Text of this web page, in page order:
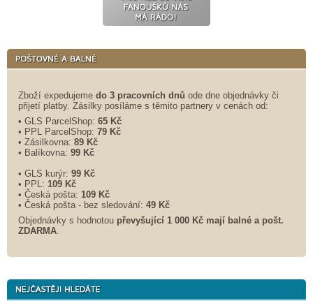
Zboží expedujeme do 3 pracovních dnů ode dne objednávky či
přijetí platby. Zásilky posíláme s těmito partnery v cenách od:
• GLS ParcelShop: 65 Kč
• PPL ParcelShop: 79 Kč
• Zásilkovna: 89 Kč
• Balíkovna: 99 Kč
• GLS kurýr: 99 Kč
• PPL: 109 Kč
• Česká pošta: 109 Kč
• Česká pošta - bez sledování: 49 Kč
Objednávky s hodnotou převyšující 1 000 Kč mají balné a pošt.
ZDARMA